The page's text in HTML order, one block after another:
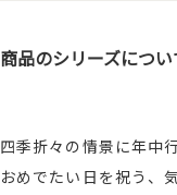
商品のシリーズについ
四季折々の情景に年中
おめでたい日を祝う、